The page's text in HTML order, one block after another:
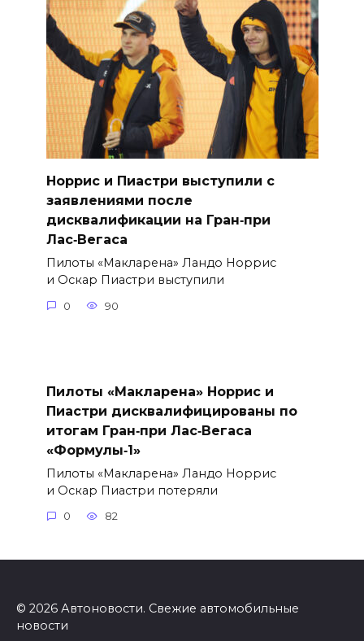
Норрис и Пиастри выступили с
заявлениями после
дисквалификации на Гран‑при
Лас‑Вегаса
Пилоты «Макларена» Ландо Норрис
и Оскар Пиастри выступили
0 90
Пилоты «Макларена» Норрис и
Пиастри дисквалифицированы по
итогам Гран‑при Лас‑Вегаса
«Формулы‑1»
Пилоты «Макларена» Ландо Норрис
и Оскар Пиастри потеряли
0 82
© 2026 Автоновости. Свежие автомобильные
новости